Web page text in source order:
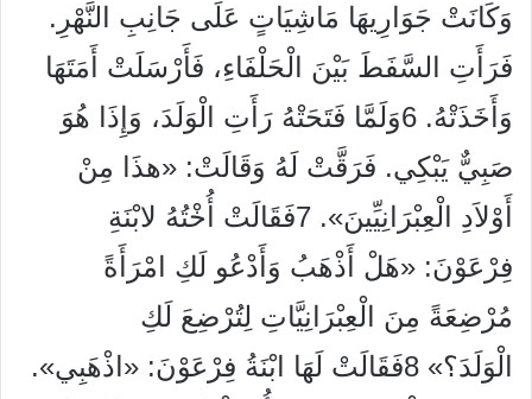
وَكَانَتْ جَوَارِيهَا مَاشِيَاتٍ عَلَى جَانِبِ النَّهْرِ.
فَرَأَتِ السَّفَطَ بَيْنَ الْحَلْفَاءِ، فَأَرْسَلَتْ أَمَتَهَا
وَأَخَذَتْهُ. 6وَلَمَّا فَتَحَتْهُ رَأَتِ الْوَلَدَ، وَإِذَا هُوَ
صَبِيٌّ يَبْكِي. فَرَقَّتْ لَهُ وَقَالَتْ: «هذَا مِنْ
أَوْلاَدِ الْعِبْرَانِيِّينَ». 7فَقَالَتْ أُخْتُهُ لابْنَةِ
فِرْعَوْنَ: «هَلْ أَذْهَبُ وَأَدْعُو لَكِ امْرَأَةً
مُرْضِعَةً مِنَ الْعِبْرَانِيَّاتِ لِتُرْضِعَ لَكِ
الْوَلَدَ؟» 8فَقَالَتْ لَهَا ابْنَةُ فِرْعَوْنَ: «اذْهَبِي».